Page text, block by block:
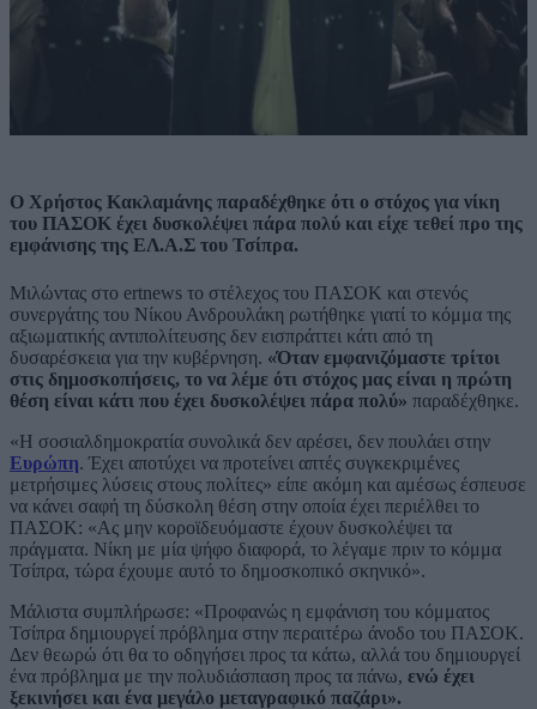
Ο Χρήστος Κακλαμάνης παραδέχθηκε ότι ο στόχος για νίκη
του ΠΑΣΟΚ έχει δυσκολέψει πάρα πολύ και είχε τεθεί προ της
εμφάνισης της ΕΛ.Α.Σ του Τσίπρα.
Μιλώντας στο ertnews το στέλεχος του ΠΑΣΟΚ και στενός
συνεργάτης του Νίκου Ανδρουλάκη ρωτήθηκε γιατί το κόμμα της
αξιωματικής αντιπολίτευσης δεν εισπράττει κάτι από τη
δυσαρέσκεια για την κυβέρνηση. «Όταν εμφανιζόμαστε τρίτοι
στις δημοσκοπήσεις, το να λέμε ότι στόχος μας είναι η πρώτη
θέση είναι κάτι που έχει δυσκολέψει πάρα πολύ» παραδέχθηκε.
«Η σοσιαλδημοκρατία συνολικά δεν αρέσει, δεν πουλάει στην
Ευρώπη. Έχει αποτύχει να προτείνει απτές συγκεκριμένες
μετρήσιμες λύσεις στους πολίτες» είπε ακόμη και αμέσως έσπευσε
να κάνει σαφή τη δύσκολη θέση στην οποία έχει περιέλθει το
ΠΑΣΟΚ: «Ας μην κοροϊδευόμαστε έχουν δυσκολέψει τα
πράγματα. Νίκη με μία ψήφο διαφορά, το λέγαμε πριν το κόμμα
Τσίπρα, τώρα έχουμε αυτό το δημοσκοπικό σκηνικό».
Μάλιστα συμπλήρωσε: «Προφανώς η εμφάνιση του κόμματος
Τσίπρα δημιουργεί πρόβλημα στην περαιτέρω άνοδο του ΠΑΣΟΚ.
Δεν θεωρώ ότι θα το οδηγήσει προς τα κάτω, αλλά του δημιουργεί
ένα πρόβλημα με την πολυδιάσπαση προς τα πάνω, ενώ έχει
ξεκινήσει και ένα μεγάλο μεταγραφικό παζάρι».